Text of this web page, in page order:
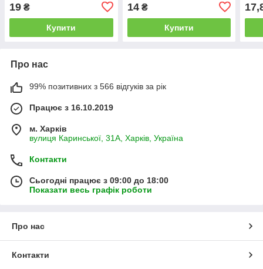
19 ₴
Купити
14₴
Купити
Про нас
99% позитивних з 566 відгуків за рік
Працює з 16.10.2019
м. Харків
вулиця Каринської, 31А, Харків, Україна
Контакти
Сьогодні працює з 09:00 до 18:00
Показати весь графік роботи
Про нас
Контакти